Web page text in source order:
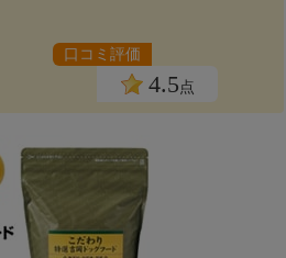
口コミ評価
4.5 点